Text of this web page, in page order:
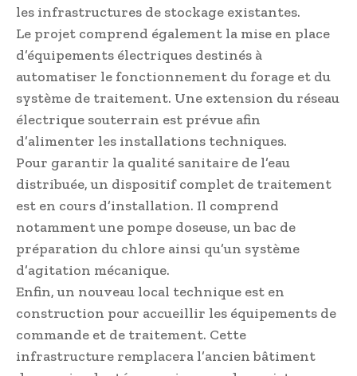
les infrastructures de stockage existantes.
Le projet comprend également la mise en place
d’équipements électriques destinés à
automatiser le fonctionnement du forage et du
système de traitement. Une extension du réseau
électrique souterrain est prévue afin
d’alimenter les installations techniques.
Pour garantir la qualité sanitaire de l’eau
distribuée, un dispositif complet de traitement
est en cours d’installation. Il comprend
notamment une pompe doseuse, un bac de
préparation du chlore ainsi qu’un système
d’agitation mécanique.
Enfin, un nouveau local technique est en
construction pour accueillir les équipements de
commande et de traitement. Cette
infrastructure remplacera l’ancien bâtiment